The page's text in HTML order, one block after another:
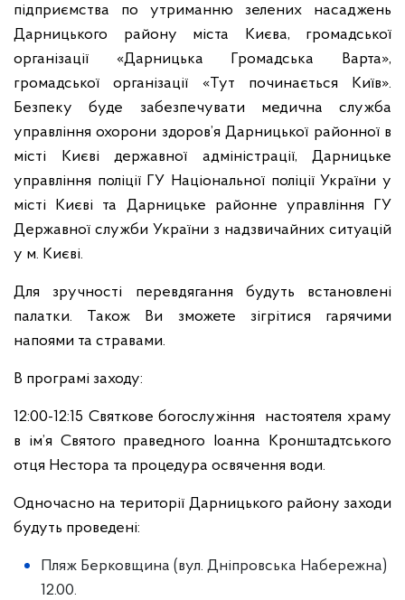
підприємства по утриманню зелених насаджень
Дарницького району міста Києва, громадської
організації «Дарницька Громадська Варта»,
громадської організації «Тут починається Київ».
Безпеку буде забезпечувати медична служба
управління охорони здоров’я Дарницької районної в
місті Києві державної адміністрації, Дарницьке
управління поліції ГУ Національної поліції України у
місті Києві та Дарницьке районне управління ГУ
Державної служби України з надзвичайних ситуацій
у м. Києві.
Для зручності перевдягання будуть встановлені
палатки. Також Ви зможете зігрітися гарячими
напоями та стравами.
В програмі заходу:
12:00-12:15 Святкове богослужіння настоятеля храму
в ім’я Святого праведного Іоанна Кронштадтського
отця Нестора та процедура освячення води.
Одночасно на території Дарницького району заходи
будуть проведені:
Пляж Берковщина (вул. Дніпровська Набережна)
12.00.